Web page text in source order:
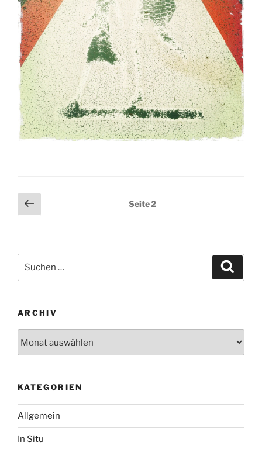
Seitennummerierung
der
Vorherige
Seite
Seite2
nach:
ARCHIV
KATEGORIEN
Allgemein
In Situ